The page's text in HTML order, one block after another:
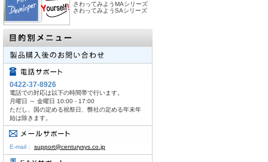
さわってみようMAシリーズ
さわってみようSAシリーズ
0422-37-8926
電話での対応は以下の時間帯で行います。
月曜日 ～ 金曜日 10:00 - 17:00
ただし、国の定める祝祭日、弊社の定める年末年
始は除きます。
E-mail： support@centurysys.co.jp